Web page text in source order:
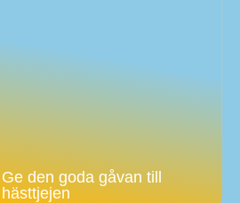
Ge den goda gåvan till
hästtjejen